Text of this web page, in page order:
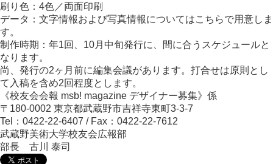
刷り色：4色／両面印刷
データ：文字情報および写真情報についてはこちらで用意しま
す。
制作時期：年1回、10月中旬発行に、間に合うスケジュールと
なります。
尚、発行の2ヶ月前に編集会議があります。打合せは原則とし
て入稿を含め2回程度とします。
《校友会会報 msb! magazine デザイナー募集》係
〒180-0002 東京都武蔵野市吉祥寺東町3-3-7
Tel：0422-22-6407 / Fax：0422-22-7612
武蔵野美術大学校友会広報部
部長 古川 泰司